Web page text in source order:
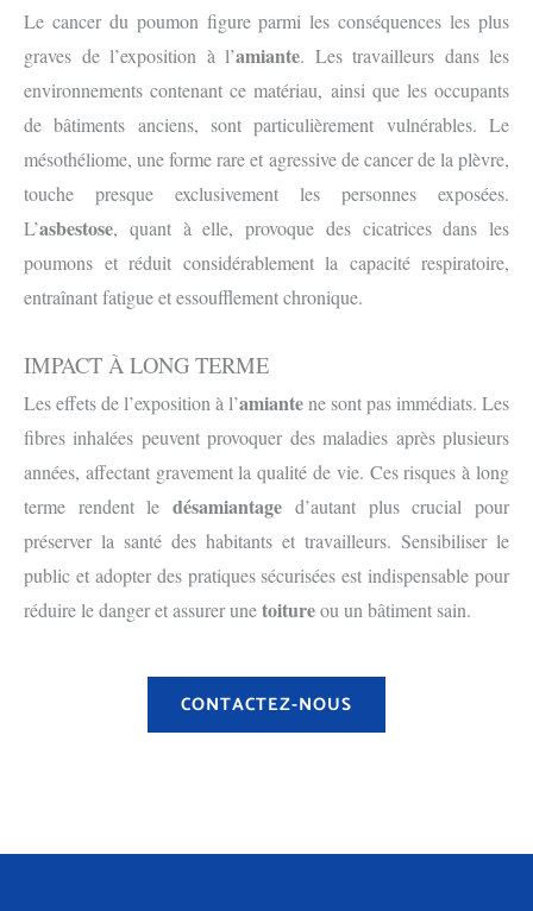
Le cancer du poumon figure parmi les conséquences les plus
graves de l’exposition à l’amiante. Les travailleurs dans les
environnements contenant ce matériau, ainsi que les occupants
de bâtiments anciens, sont particulièrement vulnérables. Le
mésothéliome, une forme rare et agressive de cancer de la plèvre,
touche presque exclusivement les personnes exposées.
L’asbestose, quant à elle, provoque des cicatrices dans les
poumons et réduit considérablement la capacité respiratoire,
entraînant fatigue et essoufflement chronique.
IMPACT À LONG TERME
Les effets de l’exposition à l’amiantene sont pas immédiats. Les
fibres inhalées peuvent provoquer des maladies après plusieurs
années, affectant gravement la qualité de vie. Ces risques à long
terme rendent ledésamiantage d’autant plus crucial pour
préserver la santé des habitants et travailleurs. Sensibiliser le
public et adopter des pratiques sécurisées est indispensable pour
réduire le danger et assurer unetoitureou un bâtiment sain.
CONTACTEZ-NOUS